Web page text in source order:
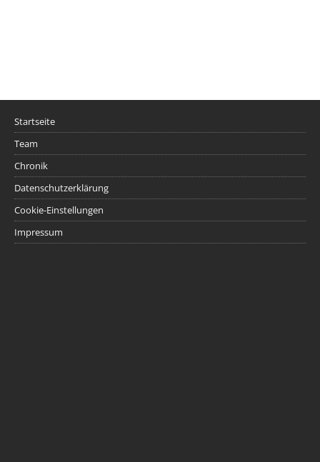
Startseite
Team
Chronik
Datenschutzerklärung
Cookie-Einstellungen
Impressum